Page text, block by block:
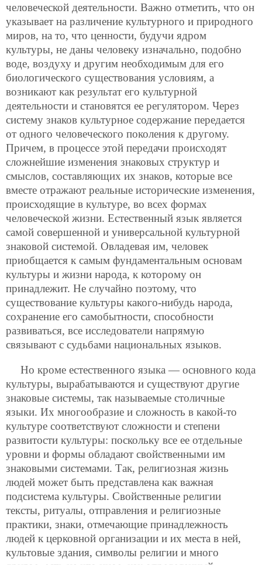
человеческой деятельности. Важно отметить, что он
указывает на различение культурного и природного
миров, на то, что ценности, будучи ядром
культуры, не даны человеку изначально, подобно
воде, воздуху и другим необходимым для его
биологического существования условиям, а
возникают как результат его культурной
деятельности и становятся ее регулятором. Через
систему знаков культурное содержание передается
от одного человеческого поколения к другому.
Причем, в процессе этой передачи происходят
сложнейшие изменения знаковых структур и
смыслов, составляющих их знаков, которые все
вместе отражают реальные исторические изменения,
происходящие в культуре, во всех формах
человеческой жизни. Естественный язык является
самой совершенной и универсальной культурной
знаковой системой. Овладевая им, человек
приобщается к самым фундаментальным основам
культуры и жизни народа, к которому он
принадлежит. Не случайно поэтому, что
существование культуры какого-нибудь народа,
сохранение его самобытности, способности
развиваться, все исследователи напрямую
связывают с судьбами национальных языков.
Но кроме естественного языка — основного кода
культуры, вырабатываются и существуют другие
знаковые системы, так называемые столичные
языки. Их многообразие и сложность в какой-то
культуре соответствуют сложности и степени
развитости культуры: поскольку все ее отдельные
уровни и формы обладают свойственными им
знаковыми системами. Так, религиозная жизнь
людей может быть представлена как важная
подсистема культуры. Свойственные религии
тексты, ритуалы, отправления и религиозные
практики, знаки, отмечающие принадлежность
людей к церковной организации и их места в ней,
культовые здания, символы религии и много